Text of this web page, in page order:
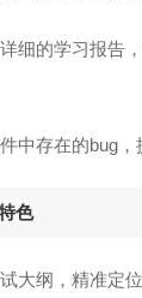
细的学习报告
中存在的bug，
色
大纲，精准定